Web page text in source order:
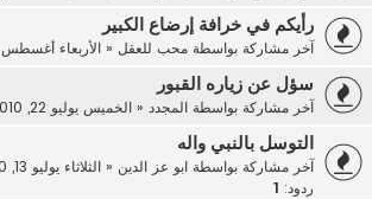
رأيكم في خرافة إرضاع الكبير
آخر مشاركة بواسطة محب للعقل « الأربعاء أغسطس 04, 2010 11:41 am
سؤل عن زياره القبور
آخر مشاركة بواسطة المجدد« الخميس يوليو 22, 2010 10:25 pm
التوسل بالنبي واله
آخر مشاركة بواسطة ابو عز الدين« الثلاثاء يوليو 13, 2010 1:17 am
ردود: